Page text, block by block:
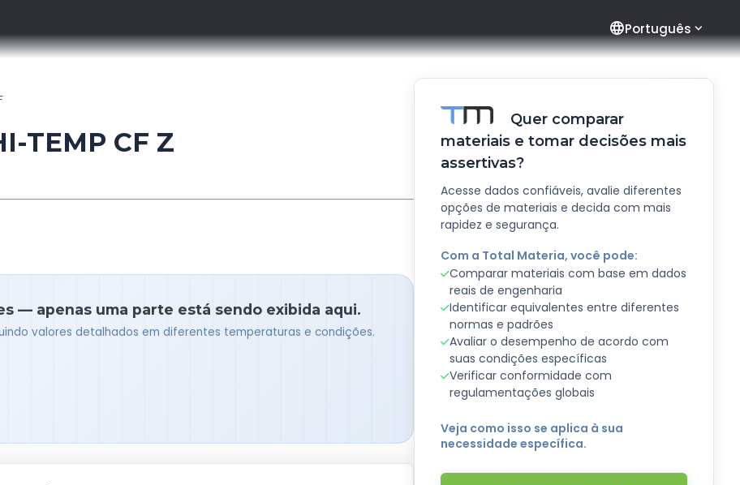
languagePortuguês
TEMP CF Z
— apenas uma parte está sendo exibida aqui.
valores detalhados em diferentes temperaturas e condições.
Quer comparar
materiais e tomar decisões mais
assertivas?
Acesse dados confiáveis, avalie diferentes
opções de materiais e decida com mais
rapidez e segurança.
Com a Total Materia, você pode:
Comparar materiais com base em dados
reais de engenharia
Identificar equivalentes entre diferentes
normas e padrões
Avaliar o desempenho de acordo com
suas condições específicas
Verificar conformidade com
regulamentações globais
Veja como isso se aplica à sua
necessidade específica.